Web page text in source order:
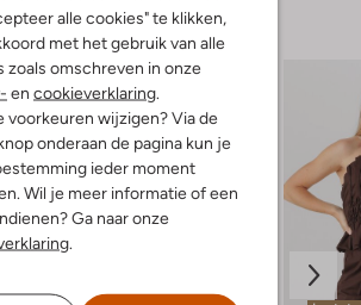
alle cookies" te klikken,
met het gebruik van alle
zoals omschreven in onze
en cookieverklaring
voorkeuren wijzigen? Via de
onderaan de pagina kun je
ieder moment
Wil je meer informatie of een
Ga naar onze
jou?